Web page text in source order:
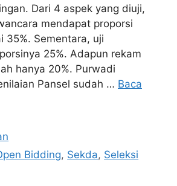
Dari 4 aspek yang diuji,
mendapat proporsi
35%. Sementara, uji
25%. Adapun rekam
hanya 20%. Purwadi
Pansel sudah … Baca
Bidding, Sekda, Seleksi